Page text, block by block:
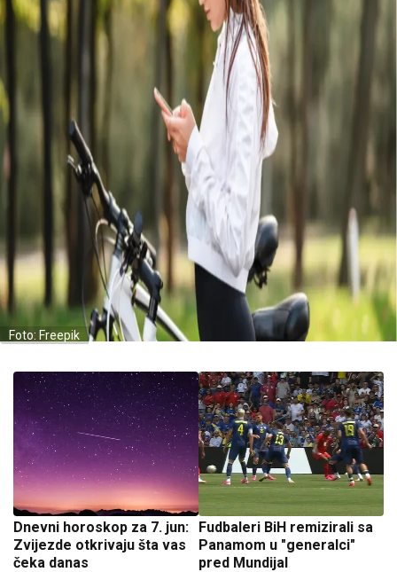
Foto: Freepik
Dnevni horoskop za 7. jun:
Zvijezde otkrivaju šta vas
čeka danas
Fudbaleri BiH remizirali sa
Panamom u "generalci"
pred Mundijal